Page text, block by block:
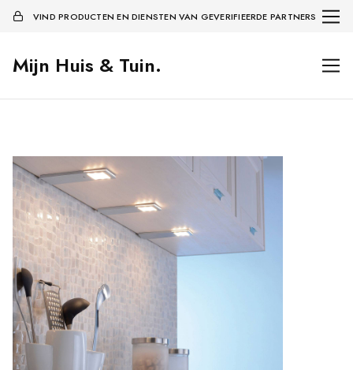
VIND PRODUCTEN EN DIENSTEN VAN GEVERIFIEERDE PARTNERS
Mijn Huis & Tuin.